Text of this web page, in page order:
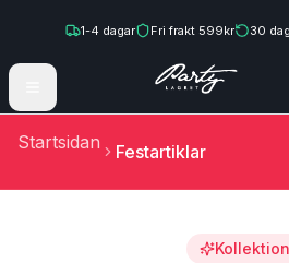
1-4 dagar Fri frakt 599kr 30
Startsidan Festartiklar
Kollektion